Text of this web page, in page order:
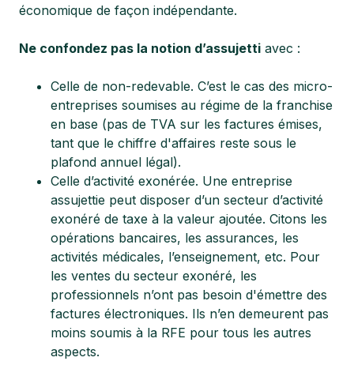
économique de façon indépendante.
Ne confondez pas la notion d’assujetti avec :
Celle de non-redevable. C’est le cas des micro-
entreprises soumises au régime de la franchise
en base (pas de TVA sur les factures émises,
tant que le chiffre d'affaires reste sous le
plafond annuel légal).
Celle d’activité exonérée. Une entreprise
assujettie peut disposer d’un secteur d’activité
exonéré de taxe à la valeur ajoutée. Citons les
opérations bancaires, les assurances, les
activités médicales, l’enseignement, etc. Pour
les ventes du secteur exonéré, les
professionnels n’ont pas besoin d'émettre des
factures électroniques. Ils n’en demeurent pas
moins soumis à la RFE pour tous les autres
aspects.